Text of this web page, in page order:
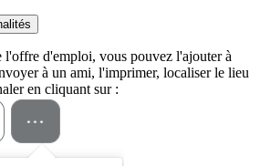
l'offre d'emploi, vous pouvez l'ajouter à
à un ami, l'imprimer, localiser le lieu
en cliquant sur :